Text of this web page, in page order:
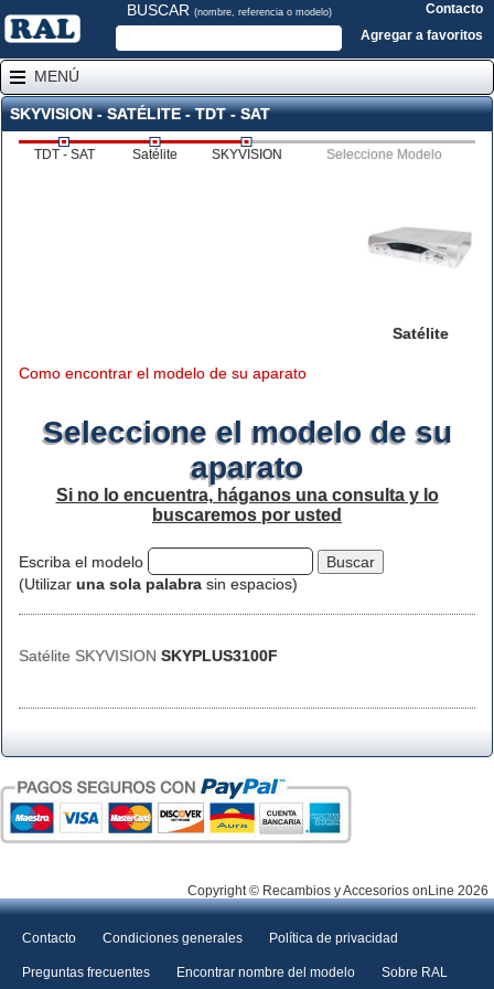
BUSCAR (nombre, referencia o modelo)
Contacto
Agregar a favoritos
MENÚ
SKYVISION - SATÉLITE - TDT - SAT
TDT - SAT Satélite SKYVISION Seleccione Modelo
Satélite
Como encontrar el modelo de su aparato
Seleccione el modelo de su
aparato
Si no lo encuentra, háganos una consulta y lo
buscaremos por usted
Escriba el modelo
(Utilizar una sola palabra sin espacios)
Satélite SKYVISION SKYPLUS3100F
Copyright © Recambios y Accesorios onLine 2026
Contacto Condiciones generales Política de privacidad
Preguntas frecuentes Encontrar nombre del modelo Sobre RAL